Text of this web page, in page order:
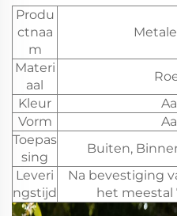
Produ
ctnaa
m
Materi
aal
Kleur
Vorm
Toepas
sing
Buiten,
Leveri
ngstijd
Na bevestiging
het meestal